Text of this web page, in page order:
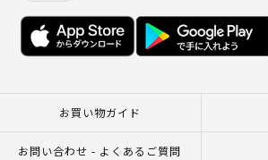
お買い物ガイド
お問い合わせ - よくあるご質問